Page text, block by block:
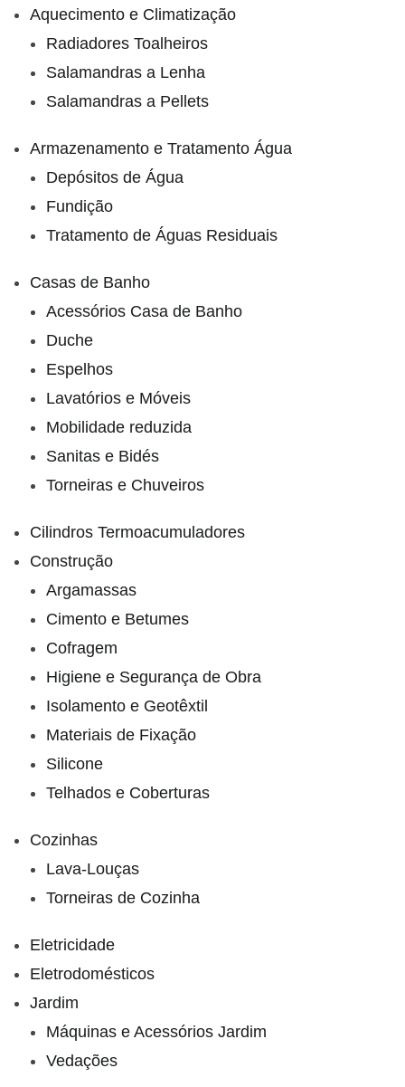
Aquecimento e Climatização
Radiadores Toalheiros
Salamandras a Lenha
Salamandras a Pellets
Armazenamento e Tratamento Água
Depósitos de Água
Fundição
Tratamento de Águas Residuais
Casas de Banho
Acessórios Casa de Banho
Duche
Espelhos
Lavatórios e Móveis
Mobilidade reduzida
Sanitas e Bidés
Torneiras e Chuveiros
Cilindros Termoacumuladores
Construção
Argamassas
Cimento e Betumes
Cofragem
Higiene e Segurança de Obra
Isolamento e Geotêxtil
Materiais de Fixação
Silicone
Telhados e Coberturas
Cozinhas
Lava-Louças
Torneiras de Cozinha
Eletricidade
Eletrodomésticos
Jardim
Máquinas e Acessórios Jardim
Vedações